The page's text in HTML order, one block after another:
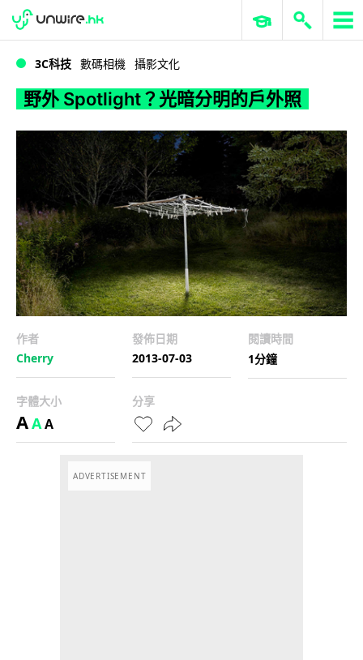
野外 Spotlight？光暗分明的戶外照
WWDC 2026 ERP 與商業 AI
3C科技 數碼相機 攝影文化
野外 Spotlight？光暗分明的戶外照
作者
Cherry
發佈日期
2013-07-03
閱讀時間
1分鐘
字體大小
AAA
分享
ADVERTISEMENT